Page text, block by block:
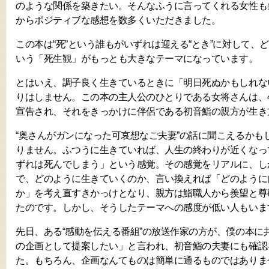
のような関係を築きたい。そんなふうに言ってくれる女性
からポジティブな感想を数多くいただきました。
この本は“死”という誰もがいずれは迎える“とき”に対して、
いう「死生観」がもっとも大きなテーマになっています。
とはいえ、調子良く生きているときに「明日死ぬかもしれ
りはしません。この本の主人公のひとりである女将さんは
宣告され、それをきっかけに伴侶である初音鮨の親方が生
“奥さんがガンになった可哀想なご夫妻”の話に聞こえるか
りません。ふつうに生きていれば、人生の終わりが近くな
ずれは死んでしまう」という感覚。その感覚をリアルに、
で、どのように生きていくのか、言い換えれば「どのよう
か」を考え直すきかっけとなり、親方は鮨職人から羨望と
たのです。しかし、そうしたテーマへの感度が低い人もい
先日、ある“感動を伝える番組”の放送作家の方が、僕の本
の企画として提案したい」と言われ、初音鮨の夫妻にも確
た。もちろん、企画なんてものは簡単に通るものではあり